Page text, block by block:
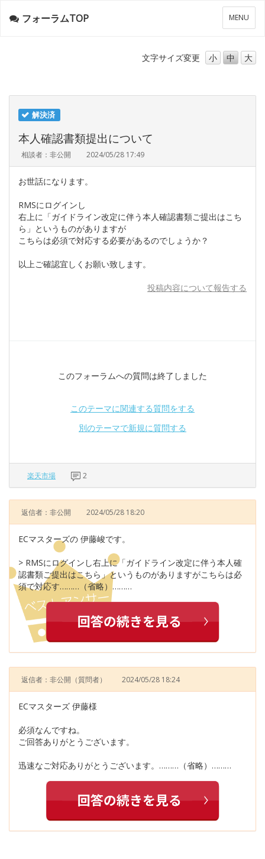
メ
ニ
ー
MENU
フォーラムTOP
文字サイズ変更 小 中 大
解決済
本人確認書類提出について
相談者：非公開 2024/05/28 17:49
お世話になります。
RMSにログインし
右上に「ガイドライン改定に伴う本人確認書類ご提出はこち
ら」というものがありますが
こちらは必須で対応する必要があるのでしょうか？
以上ご確認宜しくお願い致します。
投稿内容について報告する
このフォーラムへの質問は終了しました
このテーマに関連する質問をする
別のテーマで新規に質問する
楽天市場 2
返信者：非公開 2024/05/28 18:20
ECマスターズの 伊藤峻です。
> RMSにログインし右上に「ガイドライン改定に伴う本人確
認書類ご提出はこちら」というものがありますがこちらは必
須で対応す………（省略）………
返信者：非公開 （質問者） 2024/05/28 18:24
ECマスターズ 伊藤様
必須なんですね。
ご回答ありがとうございます。
迅速なご対応ありがとうございます。………（省略）………